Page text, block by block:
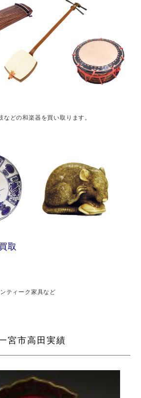
などの和楽器を買い取ります。
取
ティーク家具など
宮市高田実績